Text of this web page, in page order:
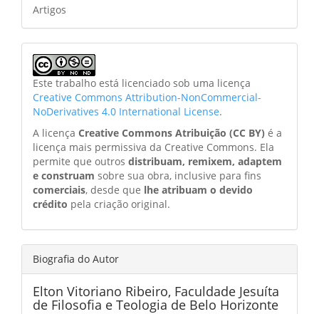
Artigos
Este trabalho está licenciado sob uma licença
Creative Commons Attribution-NonCommercial-
NoDerivatives 4.0 International License.
A licença Creative Commons Atribuição (CC BY) é a
licença mais permissiva da Creative Commons. Ela
permite que outros distribuam, remixem, adaptem
e construam sobre sua obra, inclusive para fins
comerciais, desde que lhe atribuam o devido
crédito pela criação original.
Biografia do Autor
Elton Vitoriano Ribeiro, Faculdade Jesuíta
de Filosofia e Teologia de Belo Horizonte